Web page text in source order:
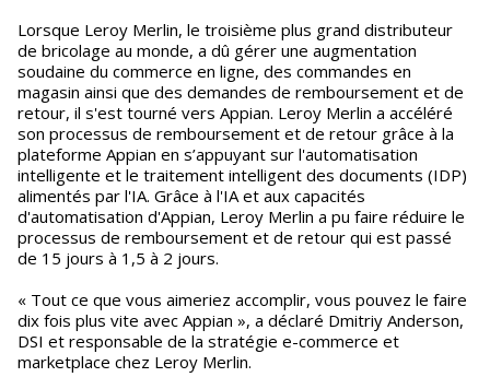
Lorsque Leroy Merlin, le troisième plus grand distributeur
de bricolage au monde, a dû gérer une augmentation
soudaine du commerce en ligne, des commandes en
magasin ainsi que des demandes de remboursement et de
retour, il s'est tourné vers Appian. Leroy Merlin a accéléré
son processus de remboursement et de retour grâce à la
plateforme Appian en s’appuyant sur l'automatisation
intelligente et le traitement intelligent des documents (IDP)
alimentés par l'IA. Grâce à l'IA et aux capacités
d'automatisation d'Appian, Leroy Merlin a pu faire réduire le
processus de remboursement et de retour qui est passé
de 15 jours à 1,5 à 2 jours.
« Tout ce que vous aimeriez accomplir, vous pouvez le faire
dix fois plus vite avec Appian », a déclaré Dmitriy Anderson,
DSI et responsable de la stratégie e-commerce et
marketplace chez Leroy Merlin.